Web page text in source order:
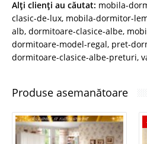
Alţi clienţi au căutat: mobila-
clasic-de-lux, mobila-dormitor-
alb, dormitoare-clasice-albe,
dormitoare-model-regal, pret-
dormitoare-clasice-albe-preturi,
Produse asemanătoare